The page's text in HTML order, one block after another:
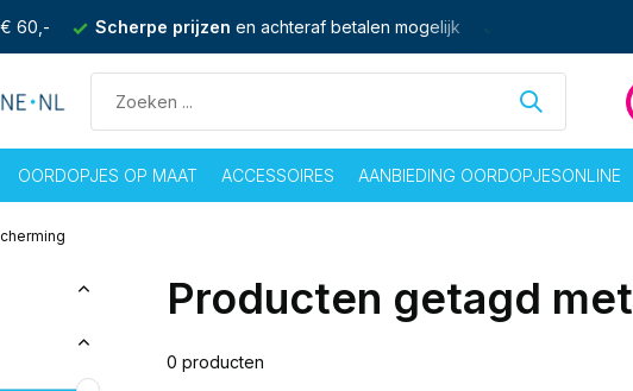
60,- Scherpe prijzen en achteraf betalen mogelijk
OORDOPJES OP MAAT ACCESSOIRES AANBIEDING OORDOPJESONLINE
Producten getagd
0 producten